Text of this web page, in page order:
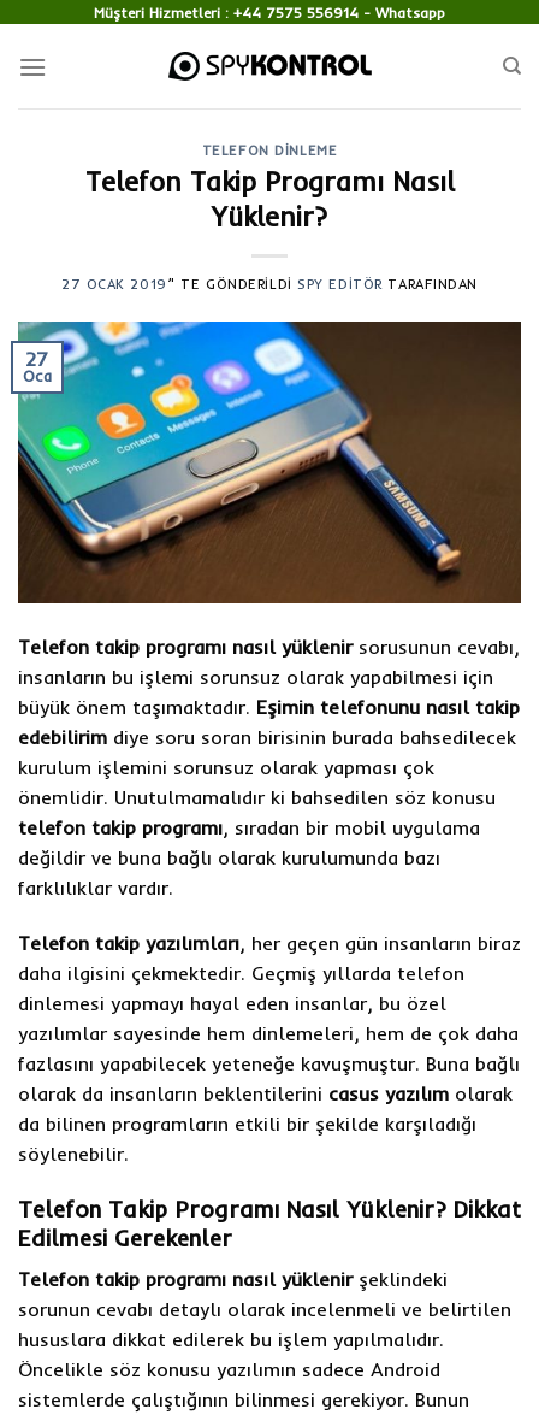
content
Müşteri Hizmetleri : +44 7575 556914 - Whatsapp
TELEFON DINLEME
Telefon Takip Programı Nasıl
Yüklenir?
27 OCAK 2019 ’' TE GÖNDERILDI SPY EDITÖR TARAFINDAN
27
Oca
Telefon takip programı nasıl yüklenirsorusunun cevabı,
insanların bu işlemi sorunsuz olarak yapabilmesi için
büyük önem taşımaktadır. Eşimin telefonunu nasıl takip
edebilirim diye soru soran birisinin burada bahsedilecek
kurulum işlemini sorunsuz olarak yapması çok
önemlidir. Unutulmamalıdır ki bahsedilen söz konusu
telefon takip programı, sıradan bir mobil uygulama
değildir ve buna bağlı olarak kurulumunda bazı
farklılıklar vardır.
Telefon takip yazılımları, her geçen gün insanların biraz
daha ilgisini çekmektedir. Geçmiş yıllarda telefon
dinlemesi yapmayı hayal eden insanlar, bu özel
yazılımlar sayesinde hem dinlemeleri, hem de çok daha
fazlasını yapabilecek yeteneğe kavuşmuştur. Buna bağlı
olarak da insanların beklentilerini casus yazılım olarak
da bilinen programların etkili bir şekilde karşıladığı
söylenebilir.
Telefon Takip Programı Nasıl Yüklenir? Dikkat
Edilmesi Gerekenler
Telefon takip programı nasıl yüklenirşeklindeki
sorunun cevabı detaylı olarak incelenmeli ve belirtilen
hususlara dikkat edilerek bu işlem yapılmalıdır.
Öncelikle söz konusu yazılımın sadece Android
sistemlerde çalıştığının bilinmesi gerekiyor. Bunun